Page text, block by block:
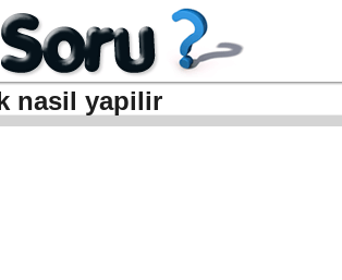
nasil yapilir